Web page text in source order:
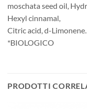
moschata seed oil,
Hexyl cinnamal,
Citric acid, d-Limonene.
*BIOLOGICO
PRODOTTI